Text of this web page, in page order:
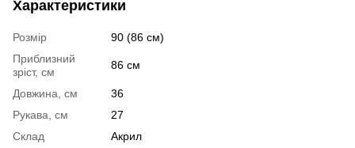
Характеристики
Розмір
90 (86 см)
Приблизний
зріст, см
86 см
Довжина, см
36
Рукава, см
27
Склад
Акрил